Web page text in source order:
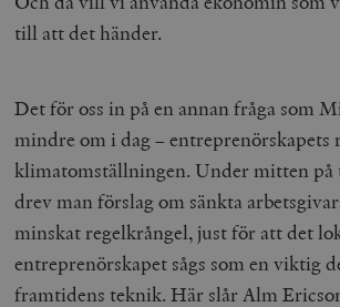
till att det händer.
Det för oss in på en annan fråga som
mindre om i dag – entreprenörskapets
klimatomställningen. Under mitten på
drev man förslag om sänkta
minskat regelkrångel, just för att det
entreprenörskapet sågs som en viktig
framtidens teknik. Här slår Alm